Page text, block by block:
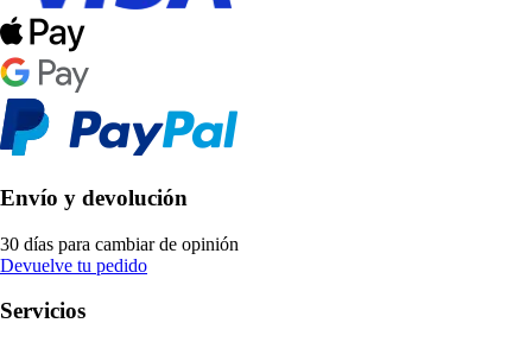
Envío y devolución
30 días para cambiar de opinión
Devuelve tu pedido
Servicios